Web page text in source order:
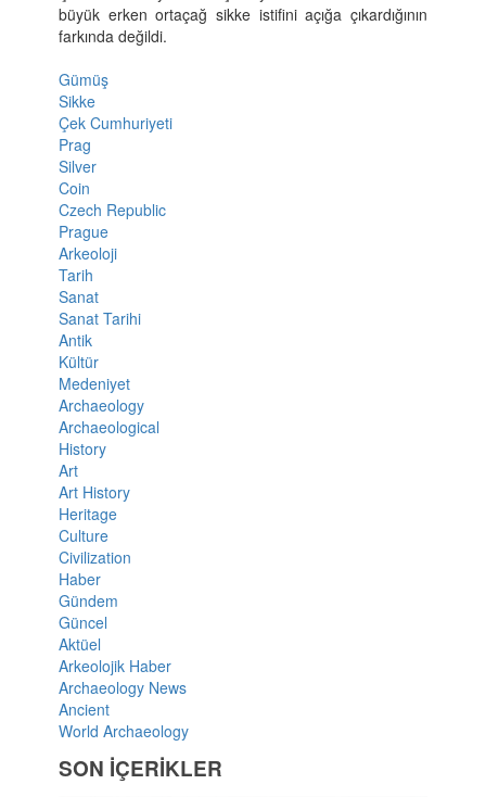
büyük erken ortaçağ sikke istifini açığa çıkardığının
farkında değildi.
Gümüş
Sikke
Çek Cumhuriyeti
Prag
Silver
Coin
Czech Republic
Prague
Arkeoloji
Tarih
Sanat
Sanat Tarihi
Antik
Kültür
Medeniyet
Archaeology
Archaeological
History
Art
Art History
Heritage
Culture
Civilization
Haber
Gündem
Güncel
Aktüel
Arkeolojik Haber
Archaeology News
Ancient
World Archaeology
SON İÇERİKLER